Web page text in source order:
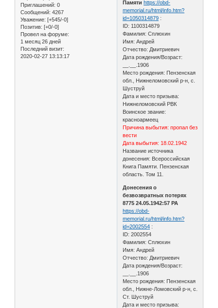
Приглашений: 0
Сообщений: 4267
Уважение: [+545/-0]
Позитив: [+0/-0]
Провел на форуме:
1 месяц 26 дней
Последний визит:
2020-02-27 13:13:17
Памяти https://obd-
memorial.ru/html/info.htm?
id=1050314879 :
ID: 1100314879
Фамилия: Сплюхин
Имя: Андрей
Отчество: Дмитриевич
Дата рождения/Возраст:
__.__.1906
Место рождения: Пензенская
обл., Нижнеломовский р-н, с.
Шуструй
Дата и место призыва:
Нижнеломовский РВК
Воинское звание:
красноармеец
Причина выбытия: пропал без
вести
Дата выбытия: 18.02.1942
Название источника
донесения: Всероссийская
Книга Памяти. Пензенская
область. Том 11.
Донесения о
безвозвратных потерях
8775 24.05.1942:57 РА
https://obd-
memorial.ru/html/info.htm?
id=2002554 :
ID: 2002554
Фамилия: Сплюхин
Имя: Андрей
Отчество: Дмитриевич
Дата рождения/Возраст:
__.__.1906
Место рождения: Пензенская
обл., Нижне-Ломовский р-н, с.
Ст. Шуструй
Дата и место призыва: